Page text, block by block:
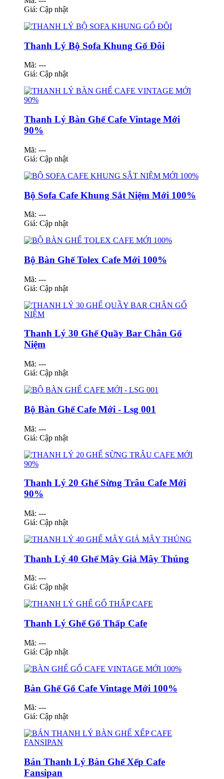
Giá: Cập nhật
Thanh Lý Bộ Sofa Khung Gổ Đôi
Mã: ---
Giá: Cập nhật
Thanh Lý Bàn Ghế Cafe Vintage Mới
90%
Mã: ---
Giá: Cập nhật
Bộ Sofa Cafe Khung Sắt Niệm Mới 100%
Mã: ---
Giá: Cập nhật
Bộ Bàn Ghế Tolex Cafe Mới 100%
Mã: ---
Giá: Cập nhật
Thanh Lý 30 Ghế Quầy Bar Chân Gổ
Niệm
Mã: ---
Giá: Cập nhật
Bộ Bàn Ghế Cafe Mới - Lsg 001
Mã: ---
Giá: Cập nhật
Thanh Lý 20 Ghế Sừng Trâu Cafe Mới
90%
Mã: ---
Giá: Cập nhật
Thanh Lý 40 Ghế Mây Giả Mây Thúng
Mã: ---
Giá: Cập nhật
Thanh Lý Ghế Gổ Thấp Cafe
Mã: ---
Giá: Cập nhật
Bàn Ghế Gổ Cafe Vintage Mới 100%
Mã: ---
Giá: Cập nhật
Bán Thanh Lý Bàn Ghế Xếp Cafe
Fansipan